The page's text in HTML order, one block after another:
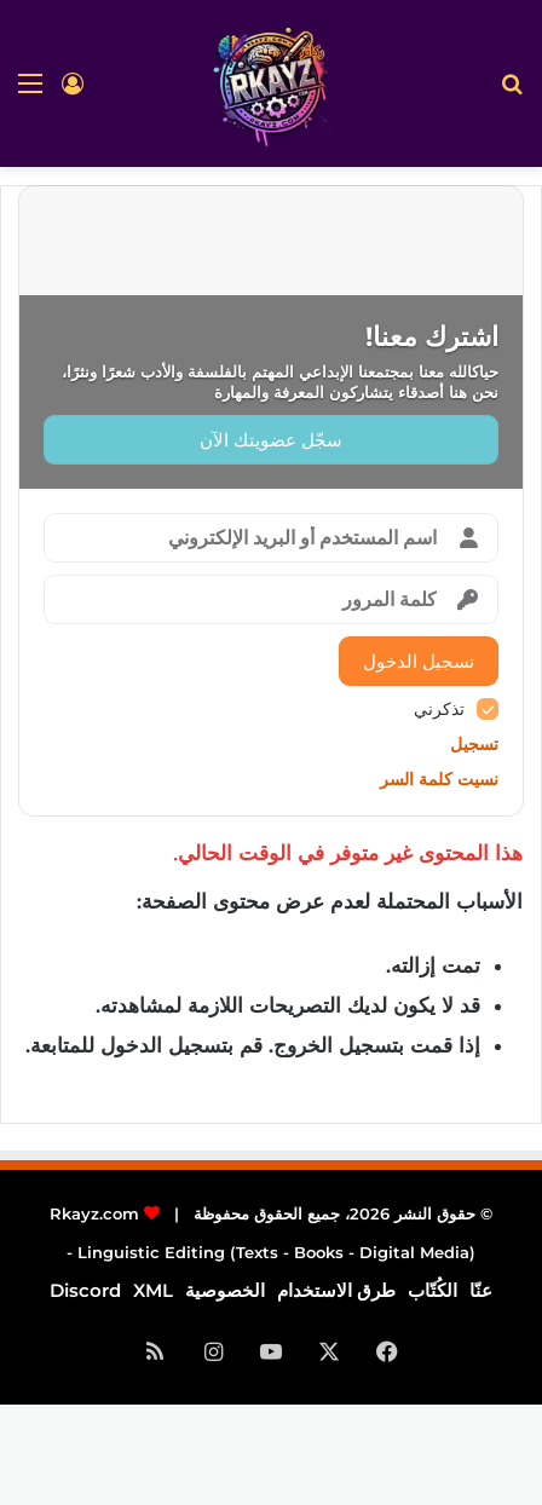
تسجيل
اشترك معنا!
حياكالله معنا بمجتمعنا الإبداعي المهتم بالفلسفة والأدب شعرًا ونثرًا،
نحن هنا أصدقاء يتشاركون المعرفة والمهارة
سجّل عضويتك الآن
تسجيل الدخول
تذكرني
تسجيل
نسيت كلمة السر
هذا المحتوى غير متوفر في الوقت الحالي.
الأسباب المحتملة لعدم عرض محتوى الصفحة:
تمت إزالته.
قد لا يكون لديك التصريحات اللازمة لمشاهدته.
إذا قمت بتسجيل الخروج. قم بتسجيل الدخول للمتابعة.
© حقوق النشر 2026، جميع الحقوق محفوظة |
Rkayz.com
Linguistic Editing (Texts - Books - Digital Media) -
عنّا الكُتّاب طرق الاستخدام الخصوصية XML
Discord
فيسبوك ‫YouTubeانستقرامملخص
الموقع